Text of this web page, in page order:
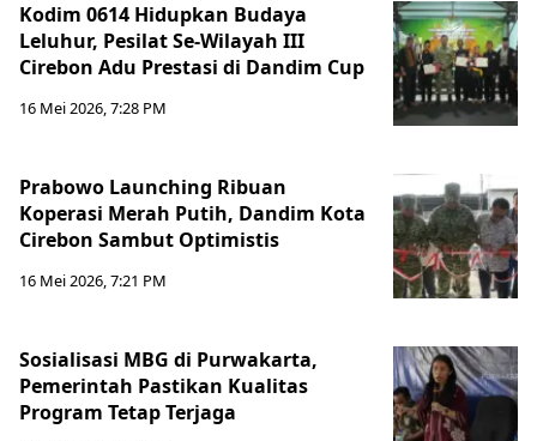
Kodim 0614 Hidupkan Budaya
Leluhur, Pesilat Se-Wilayah III
Cirebon Adu Prestasi di Dandim Cup
16 Mei 2026, 7:28 PM
Prabowo Launching Ribuan
Koperasi Merah Putih, Dandim Kota
Cirebon Sambut Optimistis
16 Mei 2026, 7:21 PM
Sosialisasi MBG di Purwakarta,
Pemerintah Pastikan Kualitas
Program Tetap Terjaga